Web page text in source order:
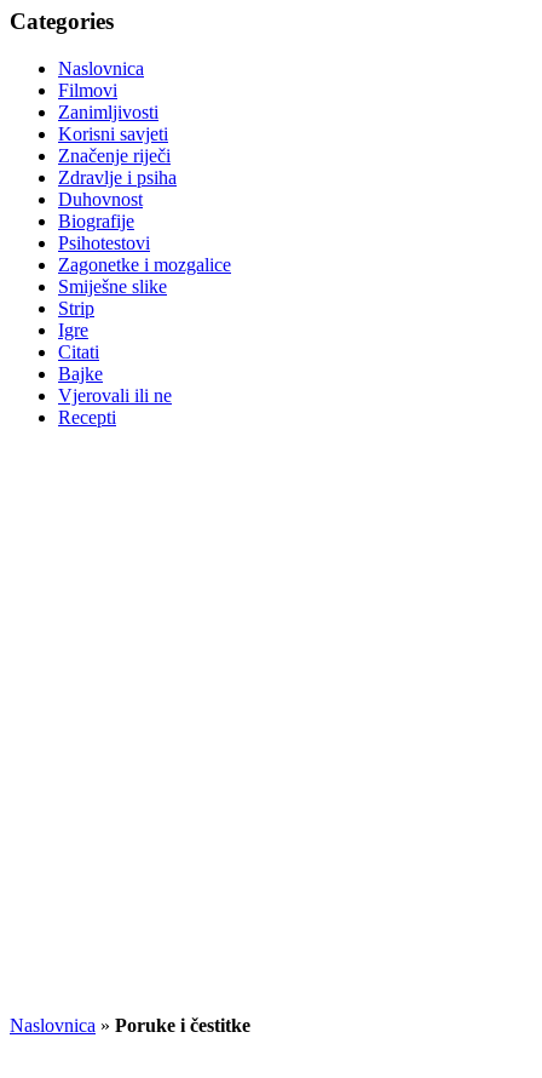
Categories
Naslovnica
Filmovi
Zanimljivosti
Korisni savjeti
Značenje riječi
Zdravlje i psiha
Duhovnost
Biografije
Psihotestovi
Zagonetke i mozgalice
Smiješne slike
Strip
Igre
Citati
Bajke
Vjerovali ili ne
Recepti
Naslovnica » Poruke i čestitke